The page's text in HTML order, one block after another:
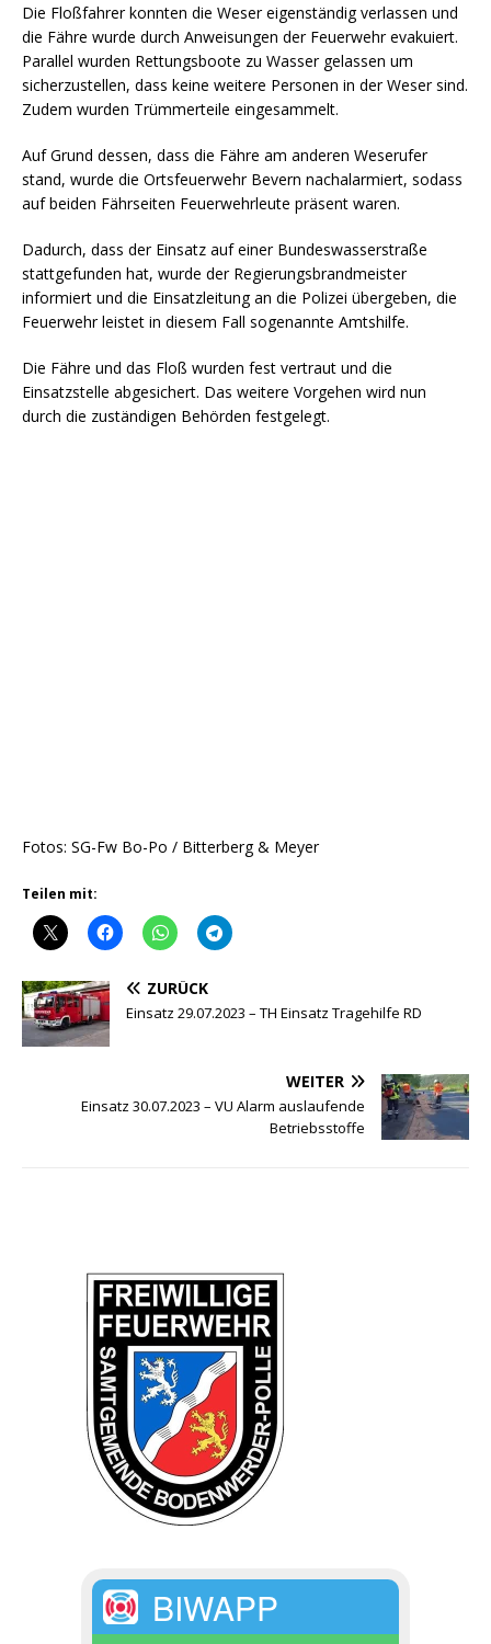
Die Floßfahrer konnten die Weser eigenständig verlassen und
die Fähre wurde durch Anweisungen der Feuerwehr evakuiert.
Parallel wurden Rettungsboote zu Wasser gelassen um
sicherzustellen, dass keine weitere Personen in der Weser sind.
Zudem wurden Trümmerteile eingesammelt.
Auf Grund dessen, dass die Fähre am anderen Weserufer
stand, wurde die Ortsfeuerwehr Bevern nachalarmiert, sodass
auf beiden Fährseiten Feuerwehrleute präsent waren.
Dadurch, dass der Einsatz auf einer Bundeswasserstraße
stattgefunden hat, wurde der Regierungsbrandmeister
informiert und die Einsatzleitung an die Polizei übergeben, die
Feuerwehr leistet in diesem Fall sogenannte Amtshilfe.
Die Fähre und das Floß wurden fest vertraut und die
Einsatzstelle abgesichert. Das weitere Vorgehen wird nun
durch die zuständigen Behörden festgelegt.
Fotos: SG-Fw Bo-Po / Bitterberg & Meyer
Teilen mit:
ZURÜCK
Einsatz 29.07.2023 – TH Einsatz Tragehilfe RD
WEITER
Einsatz 30.07.2023 – VU Alarm auslaufende
Betriebsstoffe
BIWAPP